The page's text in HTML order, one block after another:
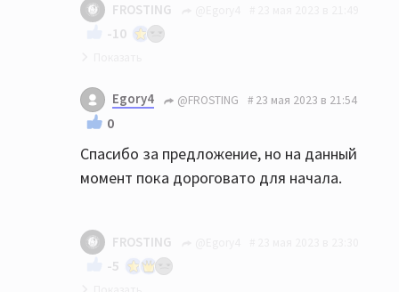
FROSTING
-10
Могу предложить фактически новые Dali
Oberon 3 немногим дороже этих Хеко. Цвет
брашированный дуб
Egory4 @FROSTING 23 мая 2023 в 21:54
0
Спасибо за предложение, но на данный
момент пока дороговато для начала.
FROSTING
-5